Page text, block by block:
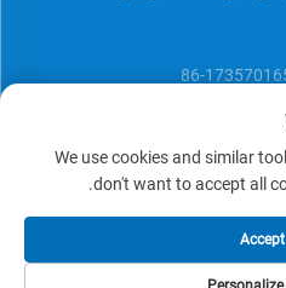
We use cookies and similar
don't want to accept all
Accept